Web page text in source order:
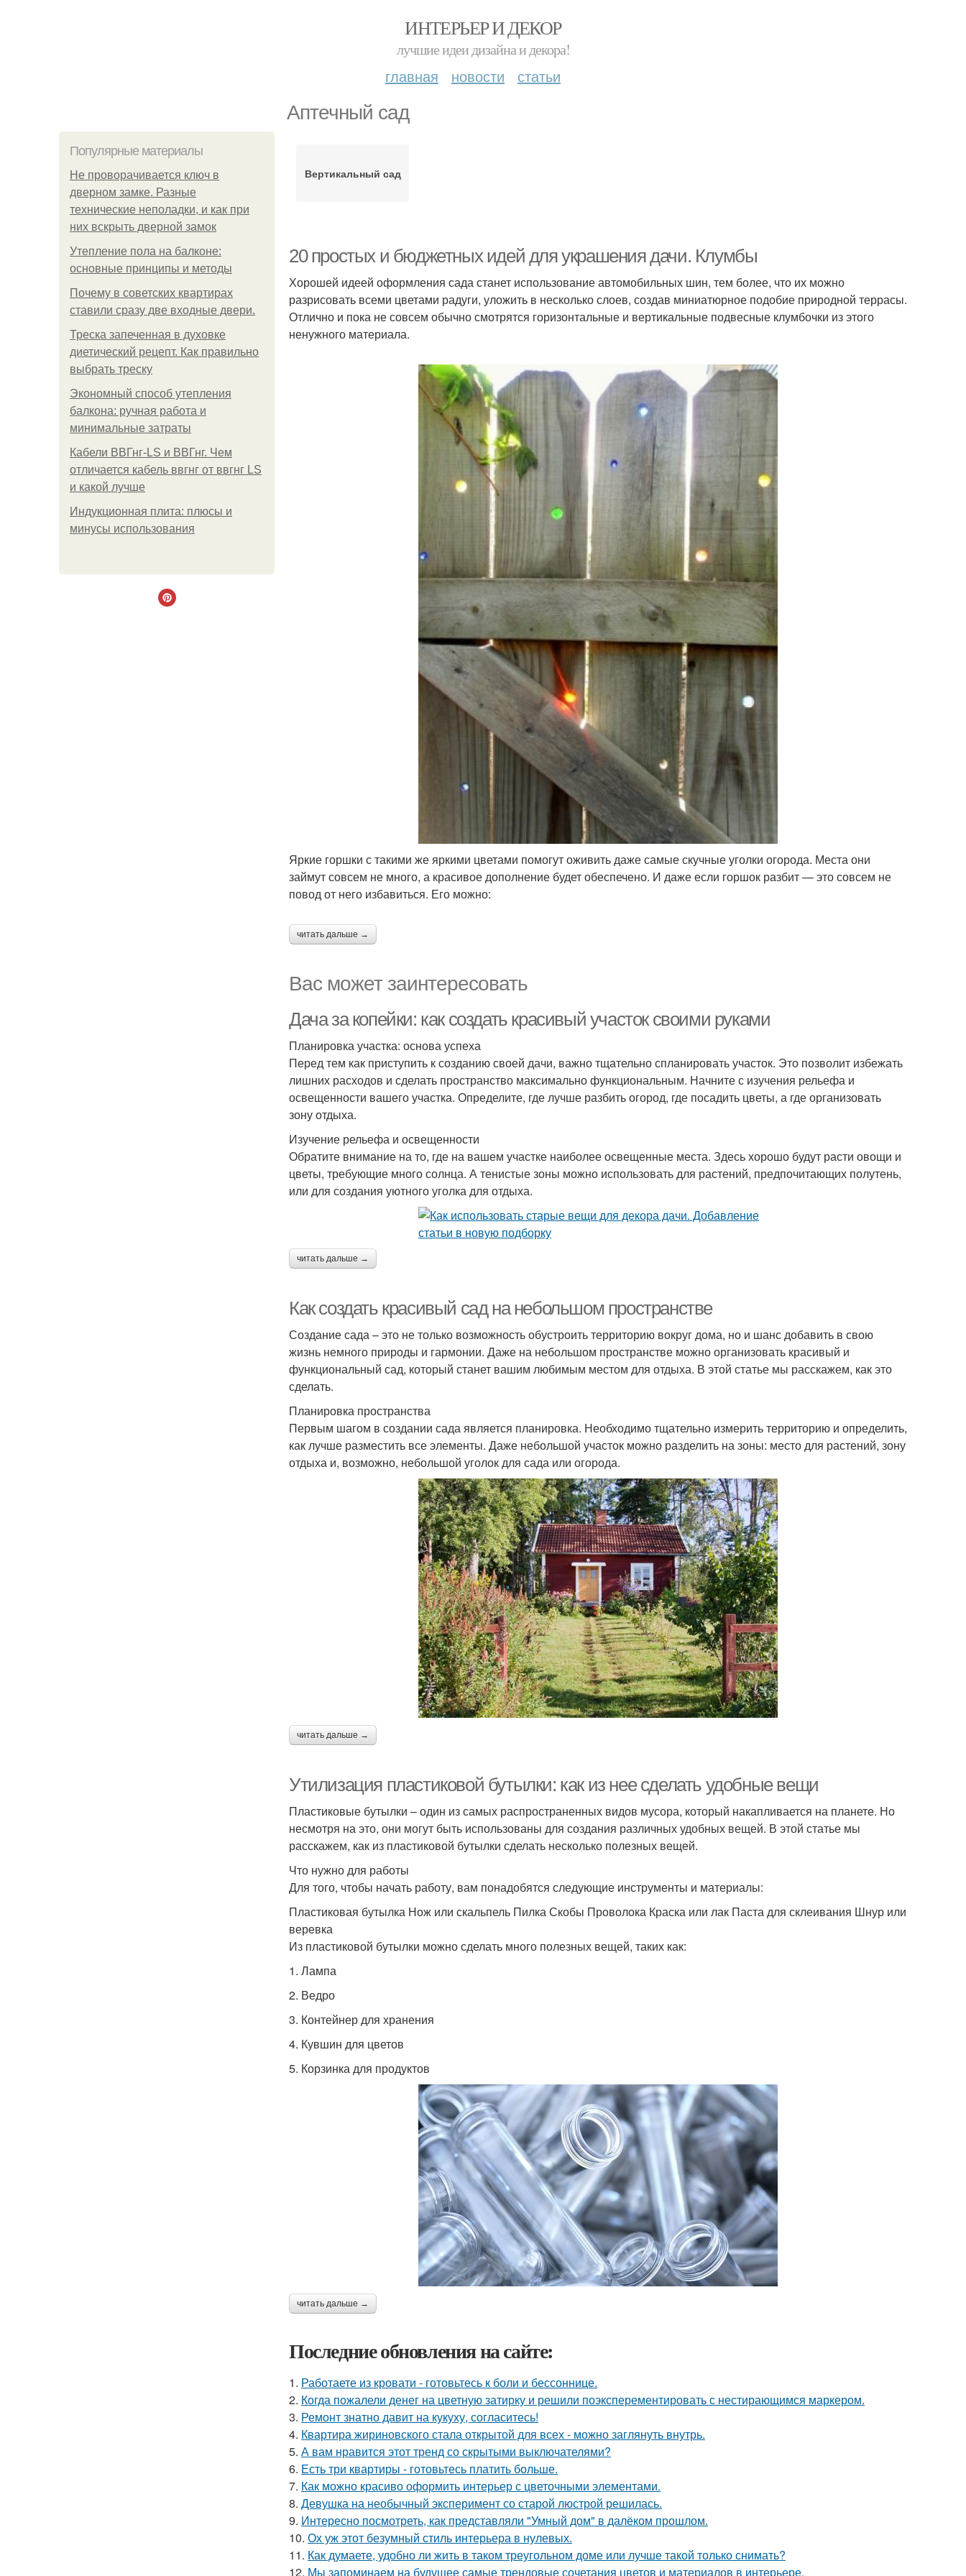
ИНТЕРЬЕР И ДЕКОР
лучшие идеи дизайна и декора!
главная новости статьи
Аптечный сад
Популярные материалы
Не проворачивается ключ в
дверном замке. Разные
технические неполадки, и как при
них вскрыть дверной замок
Утепление пола на балконе:
основные принципы и методы
Почему в советских квартирах
ставили сразу две входные двери.
Треска запеченная в духовке
диетический рецепт. Как правильно
выбрать треску
Экономный способ утепления
балкона: ручная работа и
минимальные затраты
Кабели ВВГнг-LS и ВВГнг. Чем
отличается кабель ввгнг от ввгнг LS
и какой лучше
Индукционная плита: плюсы и
минусы использования
Вертикальный сад
20 простых и бюджетных идей для украшения дачи. Клумбы
Хорошей идеей оформления сада станет использование автомобильных шин, тем более, что их можно
разрисовать всеми цветами радуги, уложить в несколько слоев, создав миниатюрное подобие природной террасы.
Отлично и пока не совсем обычно смотрятся горизонтальные и вертикальные подвесные клумбочки из этого
ненужного материала.
Яркие горшки с такими же яркими цветами помогут оживить даже самые скучные уголки огорода. Места они
займут совсем не много, а красивое дополнение будет обеспечено. И даже если горшок разбит — это совсем не
повод от него избавиться. Его можно:
читать дальше →
Вас может заинтересовать
Дача за копейки: как создать красивый участок своими руками
Планировка участка: основа успеха
Перед тем как приступить к созданию своей дачи, важно тщательно спланировать участок. Это позволит избежать
лишних расходов и сделать пространство максимально функциональным. Начните с изучения рельефа и
освещенности вашего участка. Определите, где лучше разбить огород, где посадить цветы, а где организовать
зону отдыха.
Изучение рельефа и освещенности
Обратите внимание на то, где на вашем участке наиболее освещенные места. Здесь хорошо будут расти овощи и
цветы, требующие много солнца. А тенистые зоны можно использовать для растений, предпочитающих полутень,
или для создания уютного уголка для отдыха.
читать дальше →
Как создать красивый сад на небольшом пространстве
Создание сада – это не только возможность обустроить территорию вокруг дома, но и шанс добавить в свою
жизнь немного природы и гармонии. Даже на небольшом пространстве можно организовать красивый и
функциональный сад, который станет вашим любимым местом для отдыха. В этой статье мы расскажем, как это
сделать.
Планировка пространства
Первым шагом в создании сада является планировка. Необходимо тщательно измерить территорию и определить,
как лучше разместить все элементы. Даже небольшой участок можно разделить на зоны: место для растений, зону
отдыха и, возможно, небольшой уголок для сада или огорода.
читать дальше →
Утилизация пластиковой бутылки: как из нее сделать удобные вещи
Пластиковые бутылки – один из самых распространенных видов мусора, который накапливается на планете. Но
несмотря на это, они могут быть использованы для создания различных удобных вещей. В этой статье мы
расскажем, как из пластиковой бутылки сделать несколько полезных вещей.
Что нужно для работы
Для того, чтобы начать работу, вам понадобятся следующие инструменты и материалы:
Пластиковая бутылка Нож или скальпель Пилка Скобы Проволока Краска или лак Паста для склеивания Шнур или
веревка
Из пластиковой бутылки можно сделать много полезных вещей, таких как:
1. Лампа
2. Ведро
3. Контейнер для хранения
4. Кувшин для цветов
5. Корзинка для продуктов
читать дальше →
Последние обновления на сайте:
1. Работаете из кровати - готовьтесь к боли и бессоннице.
2. Когда пожалели денег на цветную затирку и решили поэксперементировать с нестирающимся маркером.
3. Ремонт знатно давит на кукуху, согласитесь!
4. Квартира жириновского стала открытой для всех - можно заглянуть внутрь.
5. А вам нравится этот тренд со скрытыми выключателями?
6. Есть три квартиры - готовьтесь платить больше.
7. Как можно красиво оформить интерьер с цветочными элементами.
8. Девушка на необычный эксперимент со старой люстрой решилась.
9. Интересно посмотреть, как представляли "Умный дом" в далёком прошлом.
10. Ох уж этот безумный стиль интерьера в нулевых.
11. Как думаете, удобно ли жить в таком треугольном доме или лучше такой только снимать?
12. Мы запоминаем на будущее самые трендовые сочетания цветов и материалов в интерьере.